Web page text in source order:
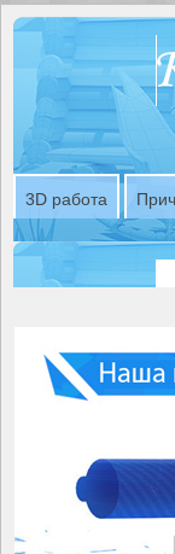
3D работа